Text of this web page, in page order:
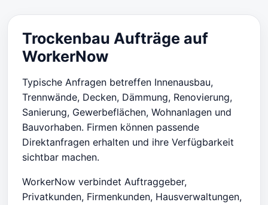
Trockenbau Aufträge auf
WorkerNow
Typische Anfragen betreffen Innenausbau,
Trennwände, Decken, Dämmung, Renovierung,
Sanierung, Gewerbeflächen, Wohnanlagen und
Bauvorhaben. Firmen können passende
Direktanfragen erhalten und ihre Verfügbarkeit
sichtbar machen.
WorkerNow verbindet Auftraggeber,
Privatkunden, Firmenkunden, Hausverwaltungen,